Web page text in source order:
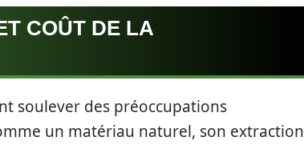
COÛT DE LA
soulever des préoccupations
un matériau naturel, son extraction